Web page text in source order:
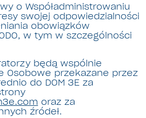
o Współadministrowaniu
swojej odpowiedzialności
obowiązków
w tym w szczególności
będą wspólnie
Osobowe przekazane przez
do DOM 3E za
oraz za
źródeł.